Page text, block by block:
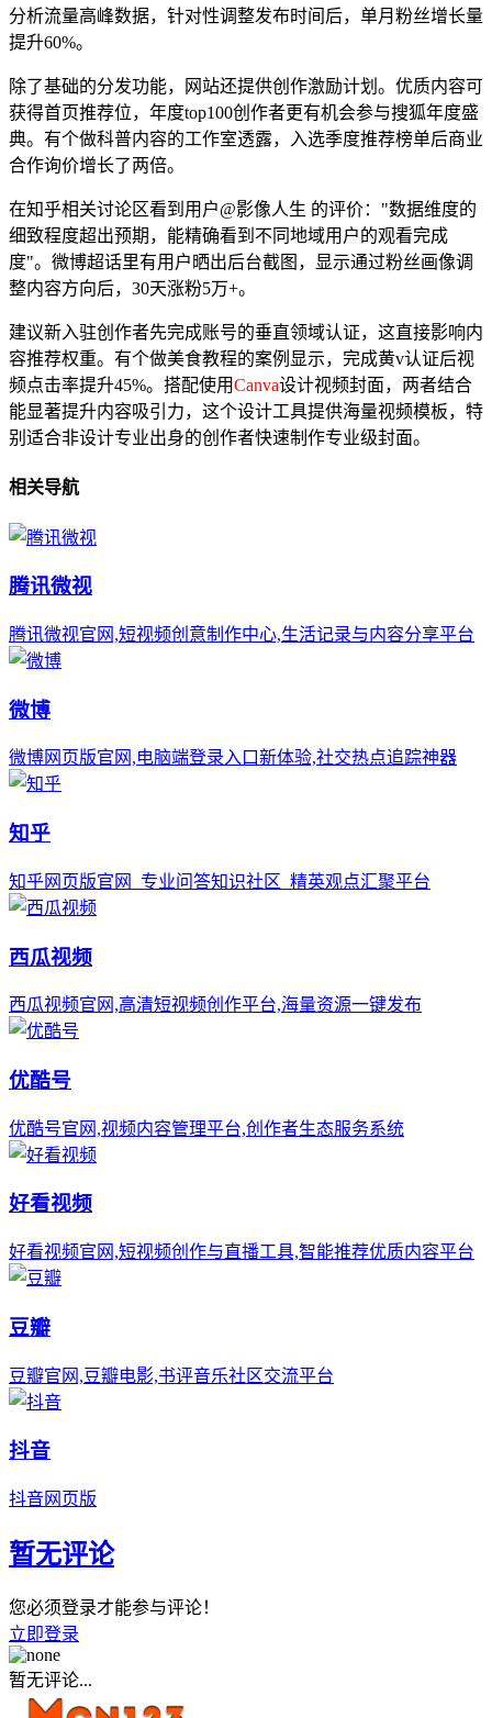
分析流量高峰数据，针对性调整发布时间后，单月粉丝增长量
提升60%。
除了基础的分发功能，网站还提供创作激励计划。优质内容可
获得首页推荐位，年度top100创作者更有机会参与搜狐年度盛
典。有个做科普内容的工作室透露，入选季度推荐榜单后商业
合作询价增长了两倍。
在知乎相关讨论区看到用户@影像人生 的评价："数据维度的
细致程度超出预期，能精确看到不同地域用户的观看完成
度"。微博超话里有用户晒出后台截图，显示通过粉丝画像调
整内容方向后，30天涨粉5万+。
建议新入驻创作者先完成账号的垂直领域认证，这直接影响内
容推荐权重。有个做美食教程的案例显示，完成黄v认证后视
频点击率提升45%。搭配使用Canva设计视频封面，两者结合
能显著提升内容吸引力，这个设计工具提供海量视频模板，特
别适合非设计专业出身的创作者快速制作专业级封面。
相关导航
腾讯微视
腾讯微视官网,短视频创意制作中心,生活记录与内容分享平台
微博
微博网页版官网,电脑端登录入口新体验,社交热点追踪神器
知乎
知乎网页版官网_专业问答知识社区_精英观点汇聚平台
西瓜视频
西瓜视频官网,高清短视频创作平台,海量资源一键发布
优酷号
优酷号官网,视频内容管理平台,创作者生态服务系统
好看视频
好看视频官网,短视频创作与直播工具,智能推荐优质内容平台
豆瓣
豆瓣官网,豆瓣电影,书评音乐社区交流平台
抖音
抖音网页版
暂无评论
您必须登录才能参与评论！
立即登录
暂无评论...